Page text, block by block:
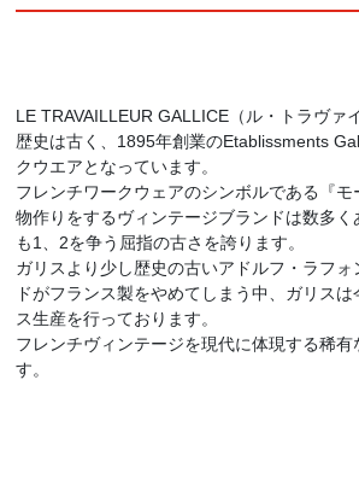
LE TRAVAILLEUR GALLICE（ル・トラヴァ
歴史は古く、1895年創業のEtablissments
クウエアとなっています。
フレンチワークウェアのシンボルである『
物作りをするヴィンテージブランドは数多
も1、2を争う屈指の古さを誇ります。
ガリスより少し歴史の古いアドルフ・ラフ
ドがフランス製をやめてしまう中、ガリス
ス生産を行っております。
フレンチヴィンテージを現代に体現する稀
す。